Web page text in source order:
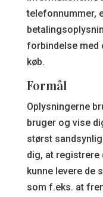
telefonnummer,
forbindelse med
køb.
Formål
Oplysningerne
bruger og vise
størst
dig, at registrere
kunne levere de
som f.eks. at